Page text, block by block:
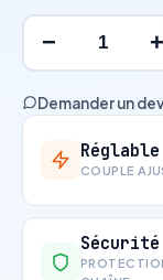
− +
Demander un
Réglable
COUPLE
Sécurité